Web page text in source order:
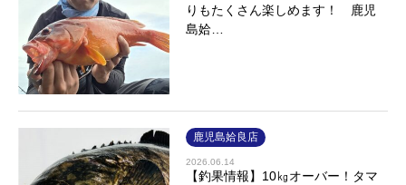
りもたくさん楽しめます！ 鹿児
島姶…
鹿児島姶良店
2026.06.14
【釣果情報】10㎏オーバー！タマ